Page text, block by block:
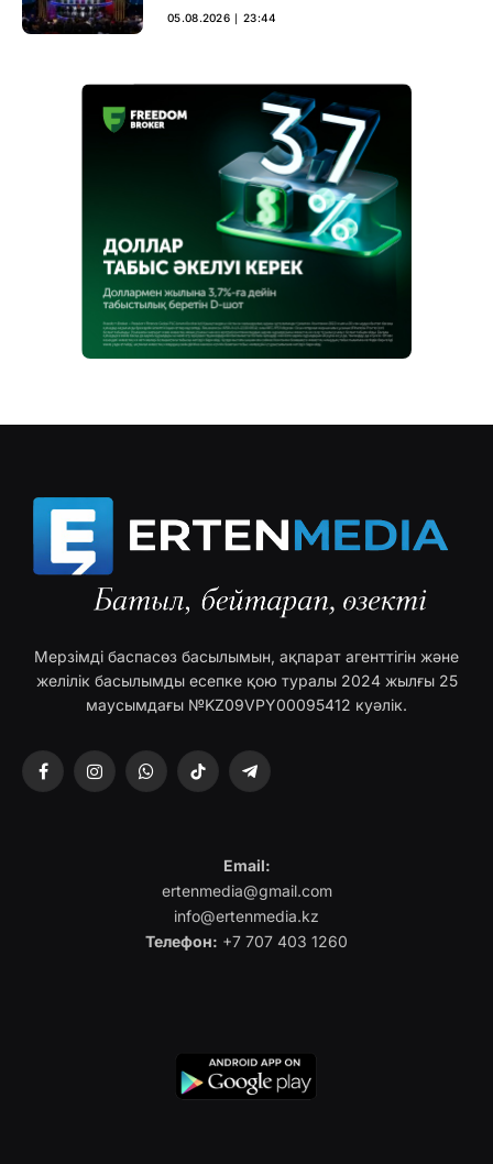
05.08.2026 ∣ 23:44
Мерзімді баспасөз басылымын, ақпарат агенттігін және
желілік басылымды есепке қою туралы 2024 жылғы 25
маусымдағы №KZ09VPY00095412 куәлік.
FacebookInstagramWhatsAppTikTok Telegram
Email:
ertenmedia@gmail.com
info@ertenmedia.kz
Телефон: +7 707 403 1260